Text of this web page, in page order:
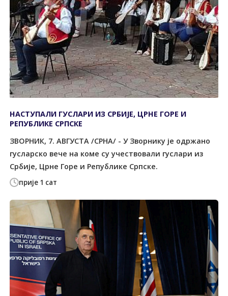
прије 1 сат
НАСТУПАЛИ ГУСЛАРИ ИЗ СРБИЈЕ, ЦРНЕ ГОРЕ И
РЕПУБЛИКЕ СРПСКЕ
ЗВОРНИК, 7. АВГУСТА /СРНА/ - У Зворнику је одржано
гусларско вече на коме су учествовали гуслари из
Србије, Црне Горе и Републике Српске.